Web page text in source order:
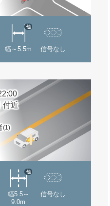
幅～5.5m
他
信号なし
付近
(1)
幅5.5～
9.0m
他
信号なし